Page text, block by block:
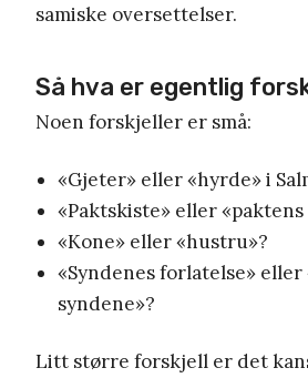
samiske oversettelser.
Så hva er egentlig
Noen forskjeller er små:
«Gjeter» eller «hyrde» i
«Paktskiste» eller «paktens
«Kone» eller «hustru»?
«Syndenes forlatelse»
syndene»?
Litt større forskjell er det